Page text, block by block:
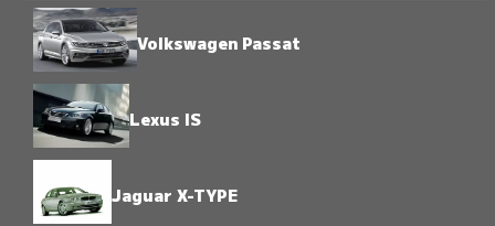
Volkswagen Passat
Lexus IS
Jaguar X-TYPE